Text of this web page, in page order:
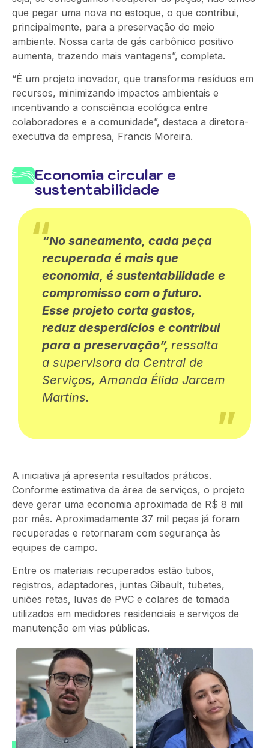
que pegar uma nova no estoque, o que contribui,
principalmente, para a preservação do meio
ambiente. Nossa carta de gás carbônico positivo
aumenta, trazendo mais vantagens”, completa.
“É um projeto inovador, que transforma resíduos em
recursos, minimizando impactos ambientais e
incentivando a consciência ecológica entre
colaboradores e a comunidade”, destaca a diretora-
executiva da empresa, Francis Moreira.
Economia circular e
sustentabilidade
“No saneamento, cada peça
recuperada é mais que
economia, é sustentabilidade e
compromisso com o futuro.
Esse projeto corta gastos,
reduz desperdícios e contribui
para a preservação”, ressalta
a supervisora da Central de
Serviços, Amanda Élida Jarcem
Martins.
A iniciativa já apresenta resultados práticos.
Conforme estimativa da área de serviços, o projeto
deve gerar uma economia aproximada de R$ 8 mil
por mês. Aproximadamente 37 mil peças já foram
recuperadas e retornaram com segurança às
equipes de campo.
Entre os materiais recuperados estão tubos,
registros, adaptadores, juntas Gibault, tubetes,
uniões retas, luvas de PVC e colares de tomada
utilizados em medidores residenciais e serviços de
manutenção em vias públicas.